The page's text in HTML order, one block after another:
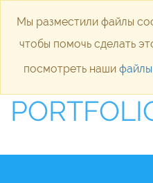
Home/ Portfolio
Мы разместили файлы
чтобы помочь сделать
посмотреть наши
Мы разместили файлы
чтобы помочь сделать
посмотреть наши